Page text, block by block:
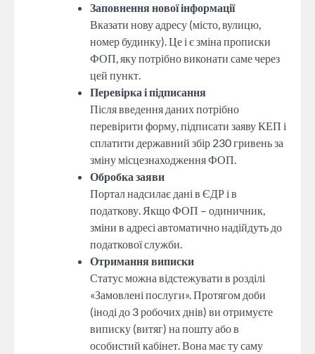
Заповнення нової інформації
Вказати нову адресу (місто, вулицю,
номер будинку). Це і є зміна прописки
ФОП, яку потрібно виконати саме через
цей пункт.
Перевірка і підписання
Після введення даних потрібно
перевірити форму, підписати заяву КЕП і
сплатити державний збір 230 гривень за
зміну місцезнаходження ФОП.
Обробка заяви
Портал надсилає дані в ЄДР і в
податкову. Якщо ФОП – одиничник,
зміни в адресі автоматично надійдуть до
податкової служби.
Отримання виписки
Статус можна відстежувати в розділі
«Замовлені послуги». Протягом доби
(іноді до 3 робочих днів) ви отримуєте
виписку (витяг) на пошту або в
особистий кабінет. Вона має ту саму